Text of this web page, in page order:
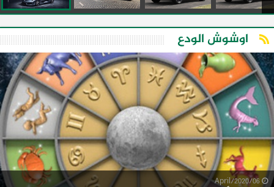
اوشوش الودع